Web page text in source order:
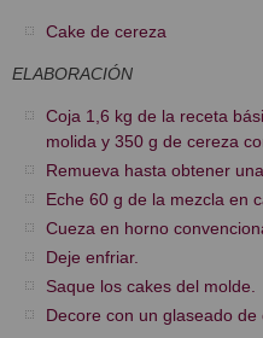
Cake de cereza
ELABORACIÓN
Coja 1,6 kg de la receta
molida y 350 g de cereza
Remueva hasta obtener
Eche 60 g de la mezcla en
Cueza en horno
Deje enfriar.
Saque los cakes del molde.
Decore con un glaseado de